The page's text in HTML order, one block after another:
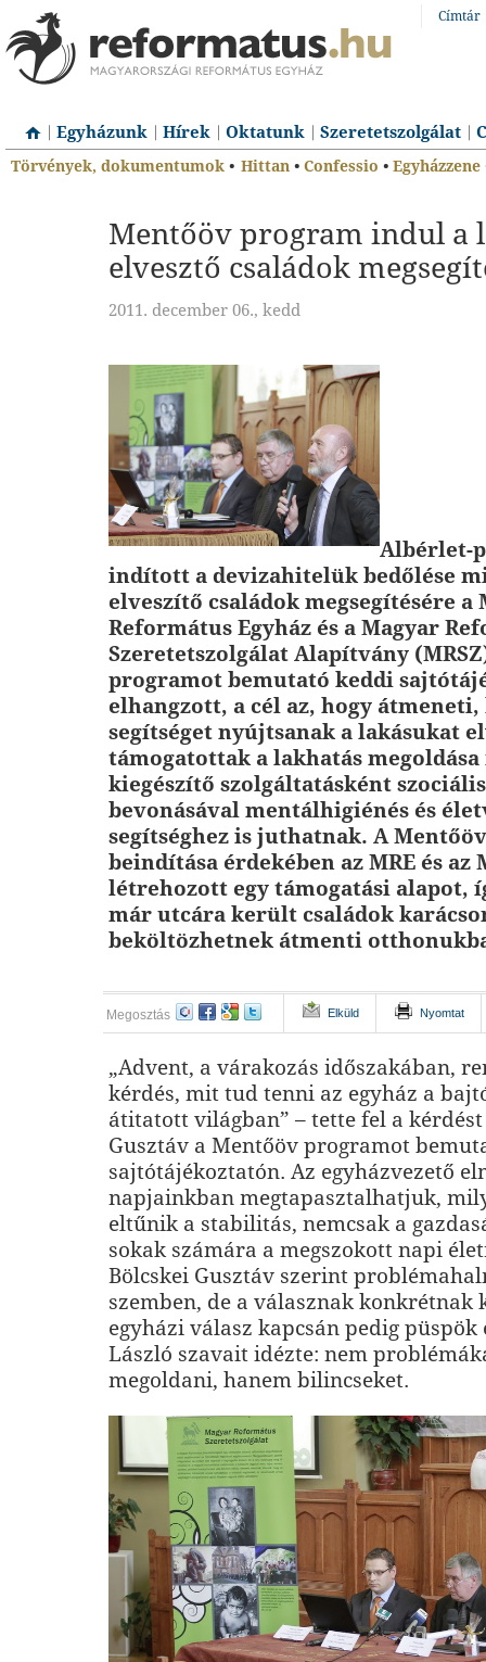
Címtár
Egyházunk Hírek Oktatunk Szeretetszolgálat
Törvények, dokumentumok • Hittan • Confessio • Egyházzene
Mentőöv program indul a
elvesztő családok
2011. december 06., kedd
Albérlet-
indított a devizahitelük bedőlése
elveszítő családok megsegítésére a
Református Egyház és a Magyar
Szeretetszolgálat Alapítvány
programot bemutató keddi
elhangzott, a cél az, hogy
segítséget nyújtsanak a lakásukat
támogatottak a lakhatás
kiegészítő szolgáltatásként
bevonásával mentálhigiénés és
segítséghez is juthatnak. A
beindítása érdekében az MRE és az
létrehozott egy támogatási alapot,
már utcára került családok
beköltözhetnek átmenti
Megosztás Elküld Nyomtat
„Advent, a várakozás időszakában,
kérdés, mit tud tenni az egyház a
átitatott világban” – tette fel a kérdést
Gusztáv a Mentőöv programot
sajtótájékoztatón. Az egyházvezető
napjainkban megtapasztalhatjuk,
eltűnik a stabilitás, nemcsak a
sokak számára a megszokott napi
Bölcskei Gusztáv szerint
szemben, de a válasznak konkrétnak
egyházi válasz kapcsán pedig püspök
László szavait idézte: nem
megoldani, hanem bilincseket.